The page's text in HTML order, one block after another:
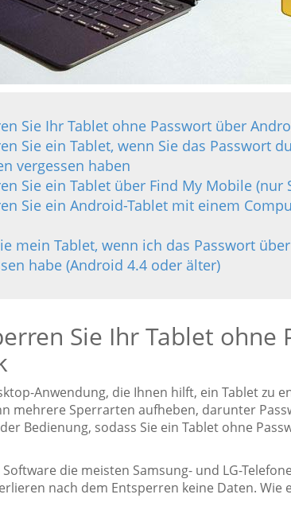
Sie Ihr Tablet ohne Passwort über
Sie ein Tablet, wenn Sie das Passwort
vergessen haben
Sie ein Tablet über Find My Mobile (nur
Sie ein Android-Tablet mit einem
mein Tablet, wenn ich das Passwort
habe (Android 4.4 oder älter)
Sie Ihr Tablet ohne
Anwendung, die Ihnen hilft, ein Tablet zu
mehrere Sperrarten aufheben, darunter
Bedienung, sodass Sie ein Tablet ohne
die meisten Samsung- und LG-
nach dem Entsperren keine Daten. Wie